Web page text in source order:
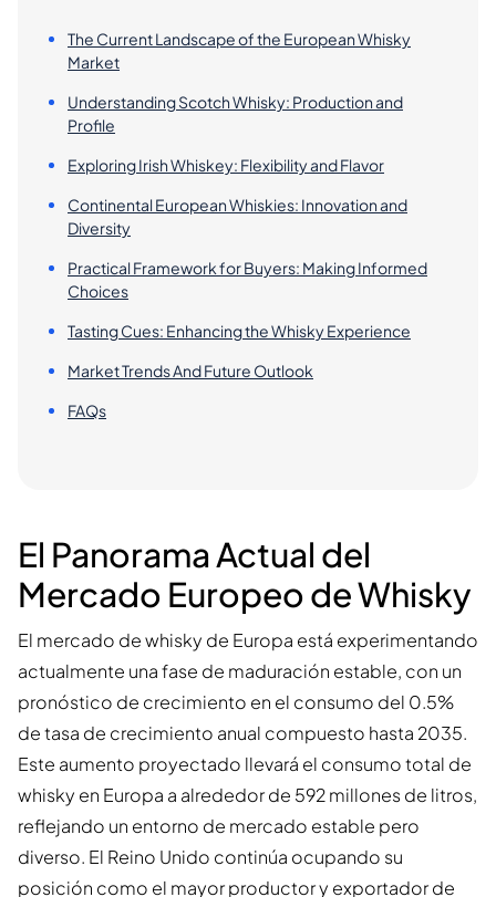
The Current Landscape of the European Whisky
Market
Understanding Scotch Whisky: Production and
Profile
Exploring Irish Whiskey: Flexibility and Flavor
Continental European Whiskies: Innovation and
Diversity
Practical Framework for Buyers: Making Informed
Choices
Tasting Cues: Enhancing the Whisky Experience
Market Trends And Future Outlook
FAQs
El Panorama Actual del
Mercado Europeo de Whisky
El mercado de whisky de Europa está experimentando
actualmente una fase de maduración estable, con un
pronóstico de crecimiento en el consumo del 0.5%
de tasa de crecimiento anual compuesto hasta 2035.
Este aumento proyectado llevará el consumo total de
whisky en Europa a alrededor de 592 millones de litros,
reflejando un entorno de mercado estable pero
diverso. El Reino Unido continúa ocupando su
posición como el mayor productor y exportador de